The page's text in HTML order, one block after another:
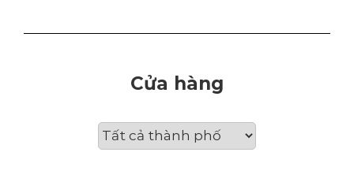
Cửa hàng